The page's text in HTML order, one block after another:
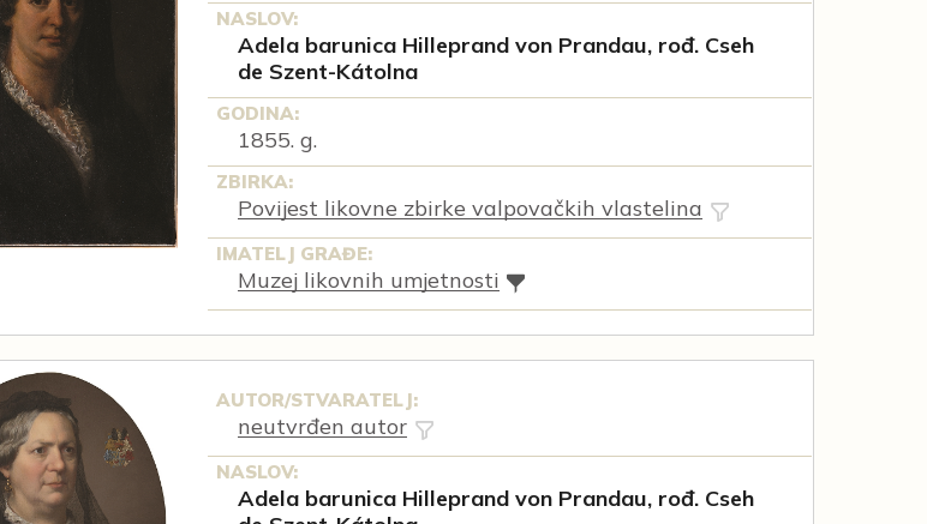
NASLOV:
Adela barunica Hilleprand von Prandau, rođ. Cseh
de Szent-Kátolna
GODINA:
1855. g.
ZBIRKA:
Povijest likovne zbirke valpovačkih vlastelina
IMATELJ GRAĐE:
Muzej likovnih umjetnosti
AUTOR/STVARATELJ:
neutvrđen autor
NASLOV:
Adela barunica Hilleprand von Prandau, rođ. Cseh